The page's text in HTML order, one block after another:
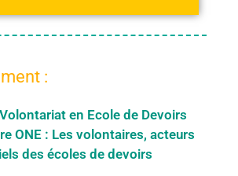
:
en Ecole de Devoirs
ONE : Les volontaires, acteurs
des écoles de devoirs